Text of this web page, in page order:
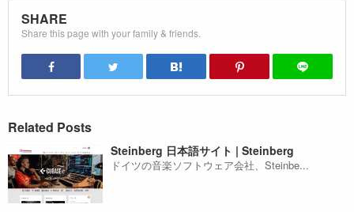
SHARE
Share this page with your family & friends.
Related Posts
Steinberg 日本語サイト | Steinberg
ドイツの音楽ソフトウェア会社、Steinbe...